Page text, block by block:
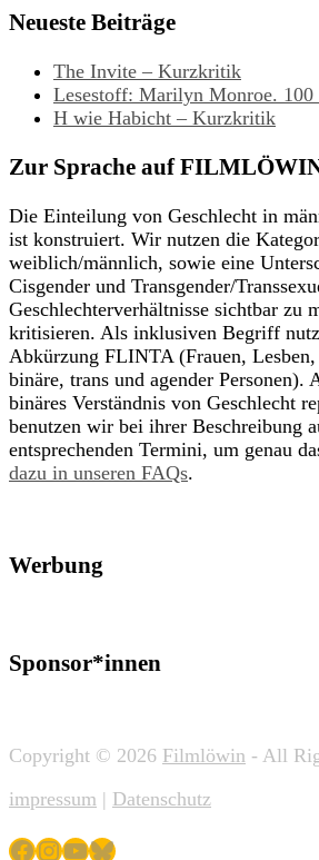
Neueste Beiträge
The Invite – Kurzkritik
Lesestoff: Marilyn Monroe. 100
H wie Habicht – Kurzkritik
Zur Sprache auf
Die Einteilung von Geschlecht in
ist konstruiert. Wir nutzen die
weiblich/männlich, sowie eine
Cisgender und Transgender/
Geschlechterverhältnisse sichtbar zu
kritisieren. Als inklusiven Begriff
Abkürzung FLINTA (Frauen,
binäre, trans und agender Personen).
binäres Verständnis von Geschlecht
benutzen wir bei ihrer Beschreibung
entsprechenden Termini, um genau
dazu in unseren FAQs.
Werbung
Sponsor*innen
Copyright © 2026 Filmlöwin - All
impressum | Datenschutz
Facebook
Instagram
YouTube
Bluesky